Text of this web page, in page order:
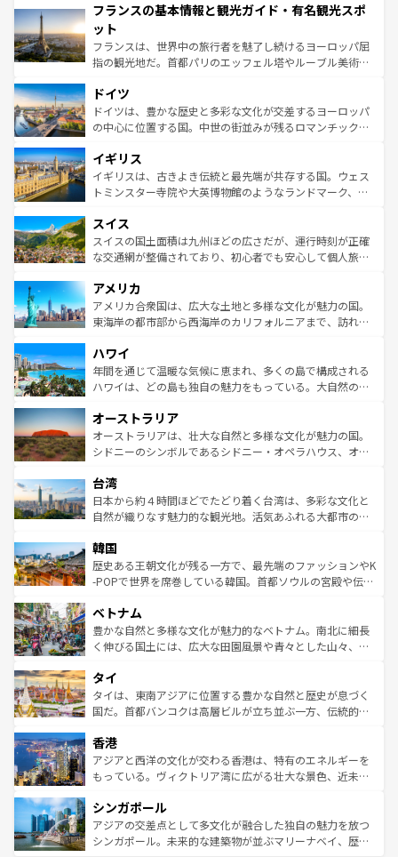
ませてくれるイタリアで、忘れられない旅をしてみよう！
なお、新着のイタリア情報は
しい。
文化が根付くこの国では、情熱的なフラメンコ、熱気あふ
れる闘牛、そして美味しいタパスが生活の一部となってい
る。首都マドリードの洗練された雰囲気や、バルセロナの
アートに溢れた街角から、地方では古代ローマ遺跡や中世
せる。地方によって風土や気候が異なるスペインはその個
性で訪れる人を魅了する。 なお、新着のスペイン情報は コ
ンテンツ一覧を参照してほしい。
フランスの基本情報と観光ガイド・有名観光スポ
ット
フランスは、世界中の旅行者を魅了し続けるヨーロッパ屈
指の観光地だ。首都パリのエッフェル塔やルーブル美術館
で、幅広い魅力が詰まっている。華麗な宮殿、歴史的な大
聖堂、美しいビーチ、そして豊かな自然が、訪れる者を心
から魅了する。また、フランスは美食の国としても知ら
いる。シャンパンの発祥地であるランス、プロヴァンスの
香り高いラベンダー畑など、多彩な楽しみ方が可能だ。さ
らに、パリ以外の地域にも魅力が溢れており、どの街角に
れる地方に足を運ぶとそれぞれで全く異なる文化を体験で
きるだろう。 なお、新着のフランス情報はコンテンツ一覧
を参照してほしい。
ドイツ
ドイツは、豊かな歴史と多彩な文化が交差するヨーロッパ
の中心に位置する国。中世の街並みが残るロマンチック街
顔を持つこの国は、どこを歩いても飽きることがない。ベ
ルリンの文化的活気、バイエルン州のアルプスの絶景、そ
してライン川沿いのワイン畑といった風景は必見。ビール
は、お酒好きな人にはぜひ体験してほしい。 なお、新着の
ドイツ情報はコンテンツ一覧を参照してほしい。
イギリス
イギリスは、古きよき伝統と最先端が共存する国。ウェス
トミンスター寺院や大英博物館のようなランドマーク、歴
リアごとに異なる魅力がある。また、優雅なアフタヌーン
ティー、ビール好きにはたまらない英国パブ、サッカー観
戦など、本場だからこそできる体験も豊富。イギリスを旅
ンツ一覧を参照してほしい。
スイス
スイスの国土面積は九州ほどの広さだが、運行時刻が正確
な交通網が整備されており、初心者でも安心して個人旅行
の建物がそのまま残る町や、スイスならではのユニークな
博物館もあり、アルプス観光だけでなく町歩きも満喫する
ことができる。国民の所得が高いため物価も高いが、旅行
ば市内交通費無料で観光を楽しむこともできる。 なお、新
着のスイス情報はコンテンツ一覧 を参照してほしい。
アメリカ
アメリカ合衆国は、広大な土地と多様な文化が魅力の国。
東海岸の都市部から西海岸のカリフォルニアまで、訪れる
のような巨大都市は、観光、ショッピング、エンターテイ
ンメントが詰まった刺激的なスポットだ。一方、アメリカ
西部には大自然が広がり、グランドキャニオンやイエロー
部のニューオーリンズでは、音楽と美食が融合した独特の
文化が魅力。旅行者はアメリカの各地域で異なる魅力を楽
しみながら、その多様性と豊かな歴史を感じることができ
ならではの贅沢な旅のスタイルだ。 なお、新着のアメリカ
情報はコンテンツ一覧を参照してほしい。
ハワイ
年間を通じて温暖な気候に恵まれ、多くの島で構成される
ハワイは、どの島も独自の魅力をもっている。大自然の神
ワイ島は見逃せない。また、定番の観光地といえばオアフ
島だが、静かな自然を求めるならマウイ島やカウアイ島が
おすすめ。エメラルドグリーンに輝く海をはじめ、豊かな
れるおもてなしの心で訪れる人々を迎えてくれるハワイの
人々、おいしいローカルフードやハワイアンミュージッ
ク、伝統的なフラダンスなど、すべてがハワイの魅力を彩
ワイを、存分に味わってほしい。 なお、新着のハワイ情報
はコンテンツ一覧を参照してほしい。
オーストラリア
オーストラリアは、壮大な自然と多様な文化が魅力の国。
シドニーのシンボルであるシドニー・オペラハウス、オー
リアリーフや大陸中央部にそびえるウルル（エアーズロッ
ク）、タスマニアの美しい原生林やケアンズの熱帯雨林な
ど、見どころがたくさん。また、カフェやワイン、オージ
いる。アクティビティも充実しており、サーフィンやダイ
ビング、ハイキングなど、アウトドア好きにはたまらな
い。オーストラリアの多彩な魅力を存分に味わいつくそ
参照してほしい。
台湾
日本から約４時間ほどでたどり着く台湾は、多彩な文化と
自然が織りなす魅力的な観光地。活気あふれる大都市の台
ン）、静ひつな山岳地帯である台湾東部など、都市の喧騒
と山間の静けさが共存しており、訪れる人に新しい発見と
驚きをもたらしてくれる。また、奥深い台湾の食文化も魅
容にもいいと評判のスイーツなど、バラエティ豊かな料理
が味わえる。 なお、新着の台湾情報は コンテンツ一覧を参
照してほしい。
韓国
歴史ある王朝文化が残る一方で、最先端のファッションやK
-POPで世界を席巻している韓国。首都ソウルの宮殿や伝統
き、地方に足を延ばせば四季折々の自然美を楽しむことが
できる。そして、キムチや焼肉、絶品のストリートフード
まで、さまざまな韓国料理が待っている。夜には、韓国な
リティに包まれながら、韓国の多彩な魅力を心ゆくまで味
わってみてほしい。 なお、新着の韓国情報はコンテンツ一
覧を参照してほしい。
ベトナム
豊かな自然と多様な文化が魅力的なベトナム。南北に細長
く伸びる国土には、広大な田園風景や青々とした山々、世
急速な発展と共に伝統が息づく。ハノイの古い町並みやホ
ーチミン市のフランス統治時代の建物も、独特の雰囲気を
醸し出している。また、バラエティの豊かさとおいしさで
とつ。フォーやバインミー、ベトナムコーヒーなどは、ぜ
ひ現地で味わいたい。どの地域を訪れてもあたたかい人々
が旅行者を迎えてくれるので、きっと忘れられない旅にな
参照してほしい。
タイ
タイは、東南アジアに位置する豊かな自然と歴史が息づく
国だ。首都バンコクは高層ビルが立ち並ぶ一方、伝統的な
の活気が交差している。北部ではチェンマイなどの山岳地
帯で自然と触れ合い、南部ではプーケットやクラビの美し
いビーチでリゾート気分を楽しむことができる。タイ料理
激する。気候は一年中温暖で、どの季節にも異なる楽しみ
が待っている。親しみやすいタイの人々、仏教を中心とし
た文化、そして多様な観光資源が、訪れる旅人を魅了し続
香港
アジアと西洋の文化が交わる香港は、特有のエネルギーを
もっている。ヴィクトリア湾に広がる壮大な景色、近未来
み、どこを訪れても感動するはず。観光スポットが密集し
ており、効率よく見どころを回れるのも魅力。息をのむよ
うな絶景から文化的な体験まで、香港を存分に楽しみ尽く
シンガポール
アジアの交差点として多文化が融合した独自の魅力を放つ
シンガポール。未来的な建築物が並ぶマリーナベイ、歴史